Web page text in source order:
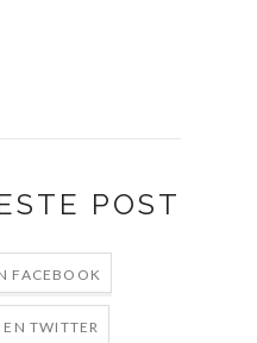
POST
FACEBOOK
TWITTER